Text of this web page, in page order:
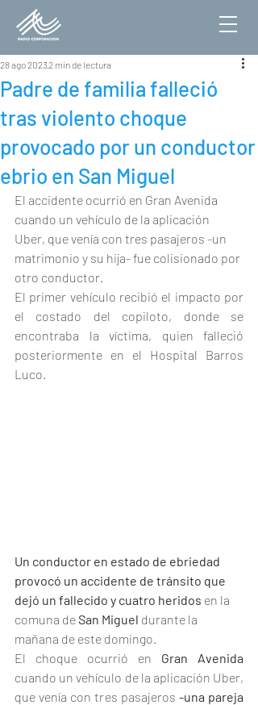
Padre de familia falleció
tras violento choque
provocado por un conductor
ebrio en San Miguel
28 ago 20232 min de lectura
El accidente ocurrió en Gran Avenida
cuando un vehículo de la aplicación
Uber, que venía con tres pasajeros -un
matrimonio y su hija- fue colisionado por
otro conductor.
El primer vehículo recibió el impacto por
el costado del copiloto, donde se
encontraba la víctima, quien falleció
posteriormente en el Hospital Barros
Luco.
Un conductor en estado de ebriedad
provocó un accidente de tránsito que
dejó un fallecido y cuatro heridos en la
comuna de San Miguel durante la
mañana de este domingo.
El choque ocurrió en Gran Avenida
cuando un vehículo de la aplicación Uber,
que venía con tres pasajeros -una pareja